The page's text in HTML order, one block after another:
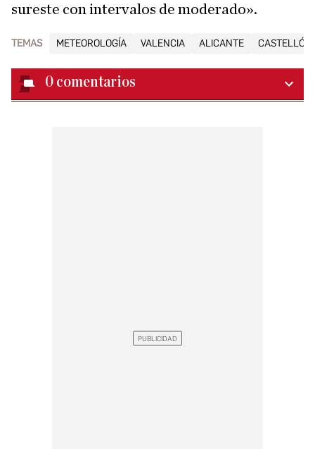
sureste con intervalos de moderado».
TEMAS METEOROLOGÍA VALENCIA ALICANTE CASTELLÓN
0 comentarios